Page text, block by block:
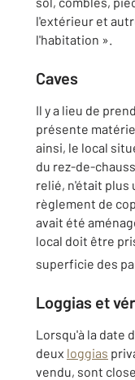
l'extérieur et
l'habitation ».
Caves
Il y a lieu de
présente
ainsi, le local
du rez-de-
relié, n'était plus
règlement de
avait été
local doit être
superficie des
Loggias et
Lorsqu'à la date
deux loggias
vendu, sont